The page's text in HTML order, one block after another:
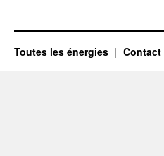
Toutes les énergies Contact